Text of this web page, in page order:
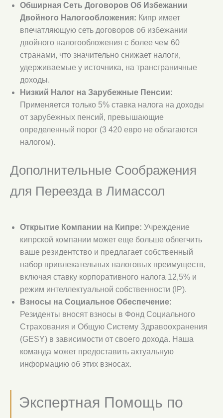
Обширная Сеть Договоров Об Избежании
Двойного Налогообложения: Кипр имеет
впечатляющую сеть договоров об избежании
двойного налогообложения с более чем 60
странами, что значительно снижает налоги,
удерживаемые у источника, на трансграничные
доходы.
Низкий Налог на Зарубежные Пенсии:
Применяется только 5% ставка налога на доходы
от зарубежных пенсий, превышающие
определенный порог (3 420 евро не облагаются
налогом).
Дополнительные Соображения
для Переезда в Лимассол
Открытие Компании на Кипре: Учреждение
кипрской компании может еще больше облегчить
ваше резидентство и предлагает собственный
набор привлекательных налоговых преимуществ,
включая ставку корпоративного налога 12,5% и
режим интеллектуальной собственности (IP).
Взносы на Социальное Обеспечение:
Резиденты вносят взносы в Фонд Социального
Страхования и Общую Систему Здравоохранения
(GESY) в зависимости от своего дохода. Наша
команда может предоставить актуальную
информацию об этих взносах.
Экспертная Помощь по